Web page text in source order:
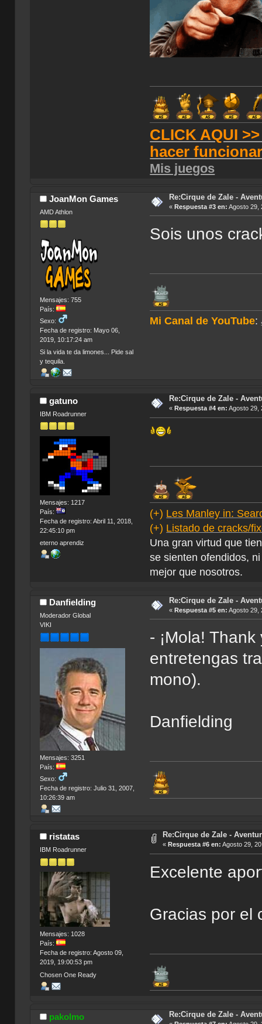
CLICK AQUI
hacer
Mis juegos
JoanMon Games
AMD Athlon
Mensajes: 755
País:
Sexo:
Fecha de registro: Mayo 06,
2019, 10:17:24 am
Si la vida te da limones... Pide sal
y tequila.
Re:Cirque de Zale -
« Respuesta #3 en: Agosto 29,
Sois unos
Mi Canal de YouTube:
gatuno
IBM Roadrunner
Mensajes: 1217
País:
Fecha de registro: Abril 11, 2018,
22:45:10 pm
eterno aprendiz
Re:Cirque de Zale -
« Respuesta #4 en: Agosto 29,
(+) Les Manley in:
(+) Listado de cracks/
Una gran virtud que
se sienten ofendidos,
mejor que nosotros.
Danfielding
Moderador Global
VIKI
Mensajes: 3251
País:
Sexo:
Fecha de registro: Julio 31, 2007,
10:26:39 am
Re:Cirque de Zale -
« Respuesta #5 en: Agosto 29,
- ¡Mola!
entretengas
mono).
Danfielding
ristatas
IBM Roadrunner
Mensajes: 1028
País:
Fecha de registro: Agosto 09,
2019, 19:00:53 pm
Chosen One Ready
Re:Cirque de Zale -
« Respuesta #6 en: Agosto 29,
Excelente
Gracias por el
pakolmo Re:Cirque de Zale -